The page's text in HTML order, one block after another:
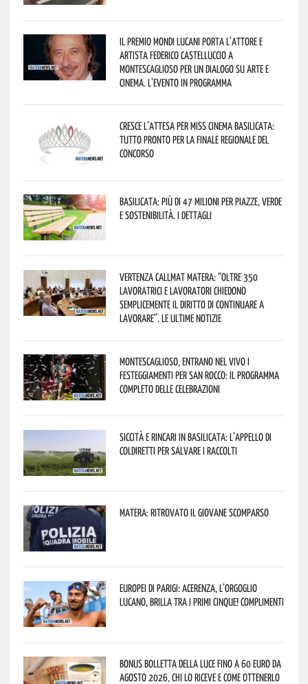
Il Premio Mondi Lucani porta l’attore e
artista Federico Castelluccio a
Montescaglioso per un dialogo su arte e
cinema. L’evento in programma
Cresce l’attesa per Miss Cinema Basilicata:
tutto pronto per la finale regionale del
concorso
Basilicata: più di 47 milioni per piazze, verde
e sostenibilità. I dettagli
Vertenza CallMat Matera: “Oltre 350
lavoratrici e lavoratori chiedono
semplicemente il diritto di continuare a
lavorare”. Le ultime notizie
Montescaglioso, entrano nel vivo i
festeggiamenti per San Rocco: il programma
completo delle celebrazioni
Siccità e rincari in Basilicata: l’appello di
Coldiretti per salvare i raccolti
Matera: ritrovato il giovane scomparso
Europei di Parigi: Acerenza, l’orgoglio
lucano, brilla tra i primi cinque! Complimenti
Bonus bolletta della luce fino a 60 euro da
agosto 2026, chi lo riceve e come ottenerlo